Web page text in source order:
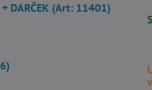
+ DARČEK (Art: 11401)